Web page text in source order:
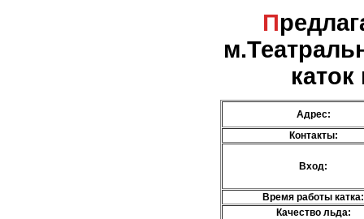
Предлагаемые услуги -
Адрес:
Контакты:
Вход:
Время работы катка:
Качество льда: